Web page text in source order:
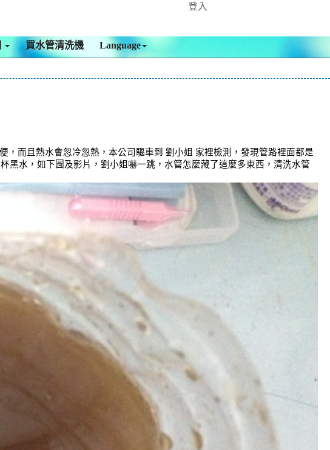
登入
買水管清洗機 Language
而且熱水會忽冷忽熱，本公司驅車到 劉小姐 家裡檢測，發現管路裡面都是
黑水，如下圖及影片，劉小姐嚇一跳，水管怎麼藏了這麼多東西，清洗水管